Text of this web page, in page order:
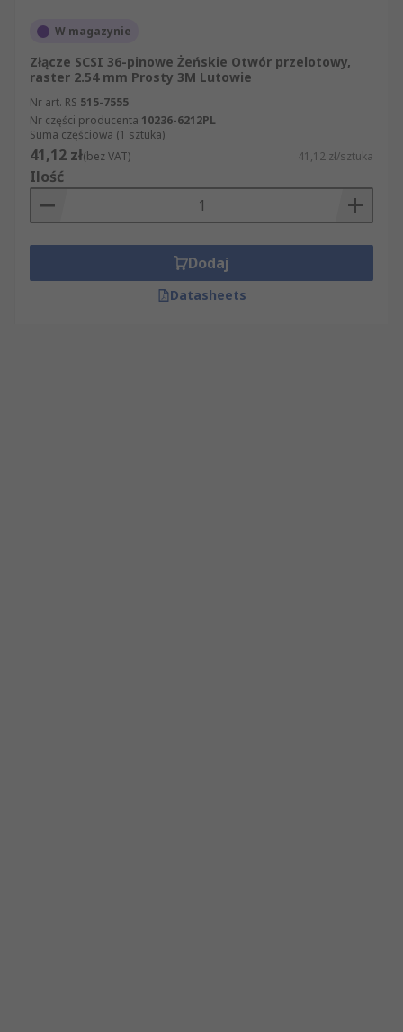
W magazynie
Złącze SCSI 36-pinowe Żeńskie Otwór przelotowy,
raster 2.54 mm Prosty 3M Lutowie
Nr art. RS 515-7555
Nr części producenta 10236-6212PL
Suma częściowa (1 sztuka)
41,12 zł(bez VAT) 41,12 zł/sztuka
Ilość
Dodaj
Datasheets